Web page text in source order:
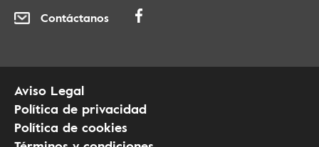
Contáctanos
Aviso Legal
Política de privacidad
Política de cookies